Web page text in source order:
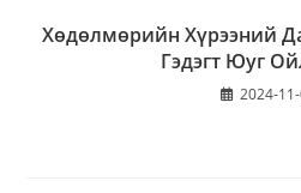
Хөдөлмөрийн Хүрээний
Гэдэгт Юуг
2024-